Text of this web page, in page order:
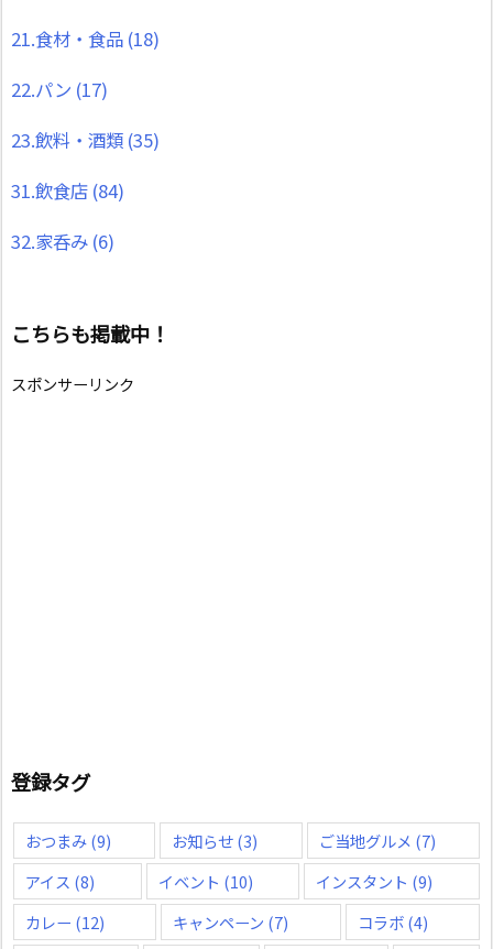
21.食材・食品 (18)
22.パン (17)
23.飲料・酒類 (35)
31.飲食店 (84)
32.家呑み (6)
こちらも掲載中！
スポンサーリンク
登録タグ
おつまみ(9) お知らせ(3) ご当地グルメ (7)
アイス (8) イベント (10) インスタント (9)
カレー (12) キャンペーン (7) コラボ(4)